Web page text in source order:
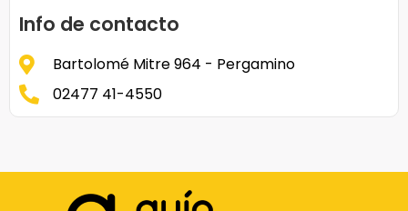
Info de contacto
Bartolomé Mitre 964 - Pergamino
02477 41-4550